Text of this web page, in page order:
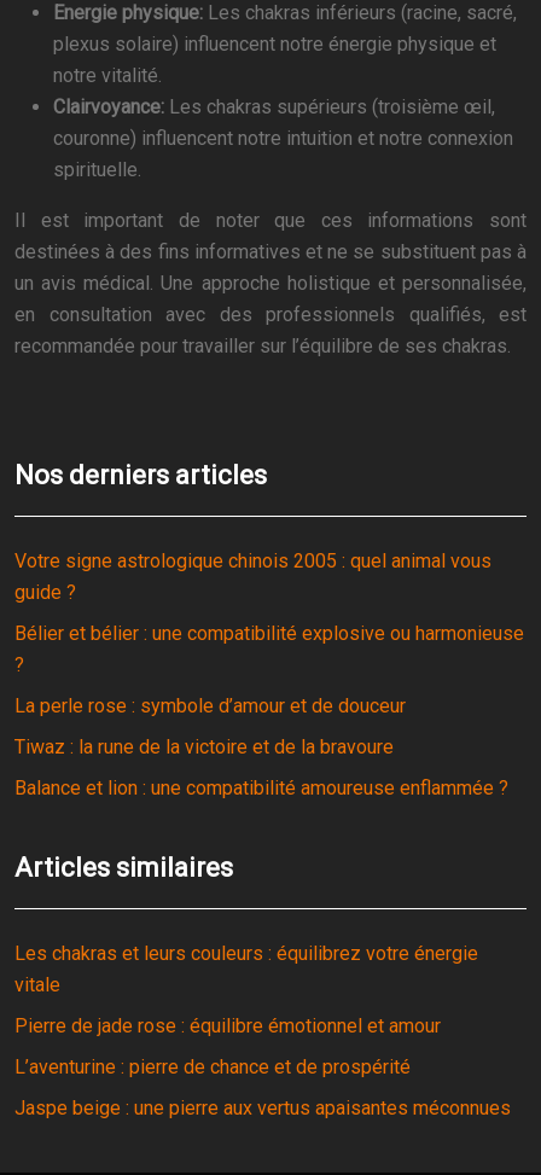
Energie physique: Les chakras inférieurs (racine, sacré,
plexus solaire) influencent notre énergie physique et
notre vitalité.
Clairvoyance: Les chakras supérieurs (troisième œil,
couronne) influencent notre intuition et notre connexion
spirituelle.
Il est important de noter que ces informations sont
destinées à des fins informatives et ne se substituent pas à
un avis médical. Une approche holistique et personnalisée,
en consultation avec des professionnels qualifiés, est
recommandée pour travailler sur l’équilibre de ses chakras.
Nos derniers articles
Votre signe astrologique chinois 2005 : quel animal vous
guide ?
Bélier et bélier : une compatibilité explosive ou harmonieuse
?
La perle rose : symbole d’amour et de douceur
Tiwaz : la rune de la victoire et de la bravoure
Balance et lion : une compatibilité amoureuse enflammée ?
Articles similaires
Les chakras et leurs couleurs : équilibrez votre énergie
vitale
Pierre de jade rose : équilibre émotionnel et amour
L’aventurine : pierre de chance et de prospérité
Jaspe beige : une pierre aux vertus apaisantes méconnues